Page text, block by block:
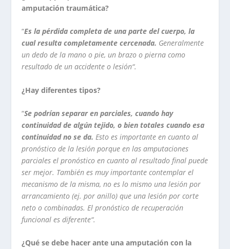
amputación traumática?
“Es la pérdida completa de una parte del cuerpo, la
cual resulta completamente cercenada. Generalmente
un dedo de la mano o pie, un brazo o pierna como
resultado de un accidente o lesión“.
¿Hay diferentes tipos?
“Se podrían separar en parciales, cuando hay
continuidad de algún tejido, o bien totales cuando esa
continuidad no se da. Esto es importante en cuanto al
pronóstico de la lesión porque en las amputaciones
parciales el pronóstico en cuanto al resultado final puede
ser mejor. También es muy importante contemplar el
mecanismo de la misma, no es lo mismo una lesión por
arrancamiento (ej. por anillo) que una lesión por corte
neto o combinadas. El pronóstico de recuperación
funcional es diferente“.
¿Qué se debe hacer ante una amputación con la